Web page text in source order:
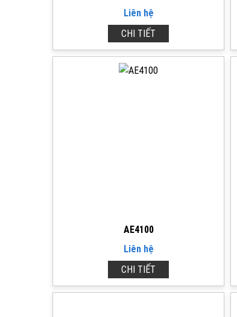
Liên hệ
CHI TIẾT
AE4100
Liên hệ
CHI TIẾT